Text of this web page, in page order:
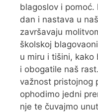
blagoslov i
dan i nastava u
završavaju
školskoj
u miru i tišini, kako
i obogatile naš
važnost pristojnog
ophodimo jedni
nje te čuvajmo